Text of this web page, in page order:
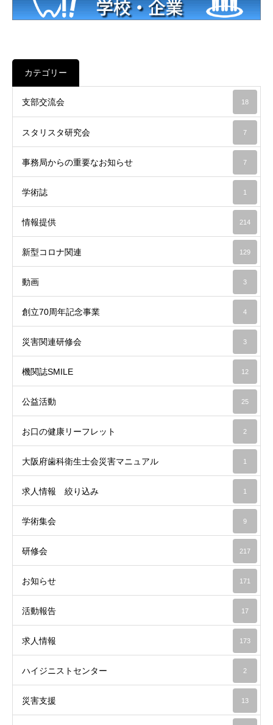
カテゴリー
支部交流会 18
スタリスタ研究会 7
事務局からの重要なお知らせ 7
学術誌 1
情報提供 214
新型コロナ関連 129
動画 3
創立70周年記念事業 4
災害関連研修会 3
機関誌SMILE 12
公益活動 25
お口の健康リーフレット 2
大阪府歯科衛生士会災害マニュアル 1
求人情報 絞り込み 1
学術集会 9
研修会 217
お知らせ 171
活動報告 17
求人情報 173
ハイジニストセンター 2
災害支援 13